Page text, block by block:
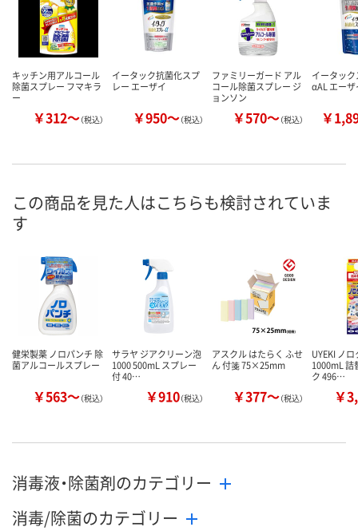
キッチン用アルコール
除菌スプレー フマキラ
ー
￥312～（税込）
イータック抗菌化スプ
レー エーザイ
￥950～（税込）
ファミリーガード アル
コール除菌スプレー ジ
ョンソン
￥570～（税込）
イータッ
αAL エーザ
￥
この商品を見た人はこちらも検討されていま
す
健栄製薬 ノロパンチ 除
菌アルコールスプレー
￥563～（税込）
サラヤ ジアクリーン泡
1000 500mL スプレー
付 40…
￥910（税込）
アスクル はたらく ふせ
ん 付箋 75×25mm
￥377～（税込）
UYEKI ノ
1000mL 詰
ク 496…
￥
消毒液・除菌剤のカテゴリー
消毒/除菌のカテゴリー